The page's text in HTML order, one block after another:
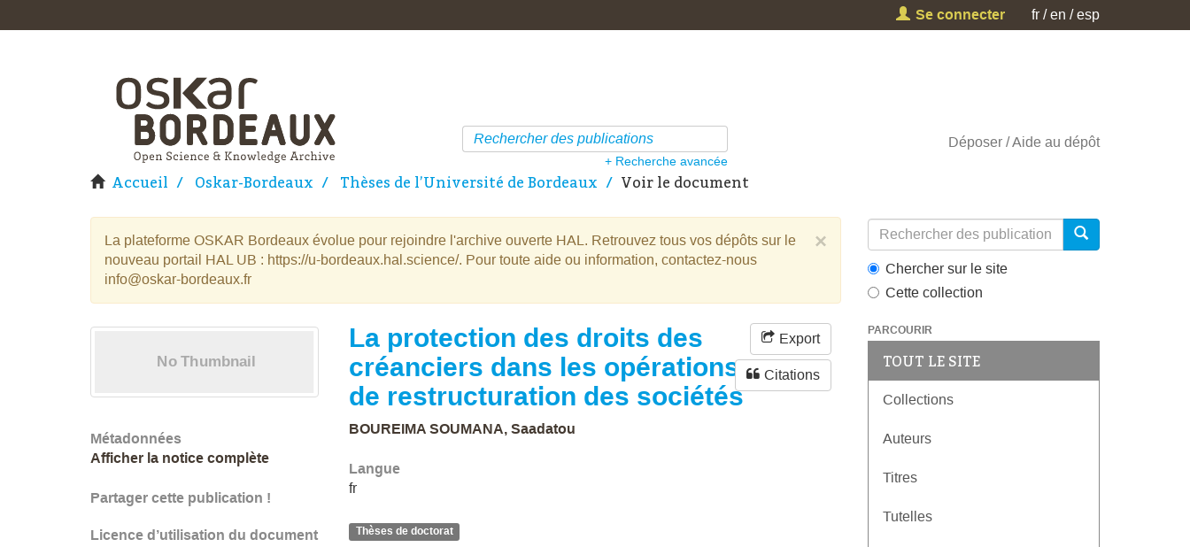
Se connecter fr en esp
+ Recherche avancée
Déposer Aide au dépôt
Accueil Oskar-Bordeaux Thèses de l’Université de Bordeaux Voir le document
×
La plateforme OSKAR Bordeaux évolue pour rejoindre l'archive ouverte HAL. Retrouvez tous vos dépôts sur le
nouveau portail HAL UB : https://u-bordeaux.hal.science/. Pour toute aide ou information, contactez-nous
info@oskar-bordeaux.fr
Métadonnées
Afficher la notice complète
Partager cette publication !
Licence d’utilisation du document
La protection des droits des
créanciers dans les opérations
de restructuration des sociétés
Export
Citations
BOUREIMA SOUMANA, Saadatou
Langue
fr
Thèses de doctorat
Chercher sur le site
Cette collection
PARCOURIR
TOUT LE SITE
Collections
Auteurs
Titres
Tutelles